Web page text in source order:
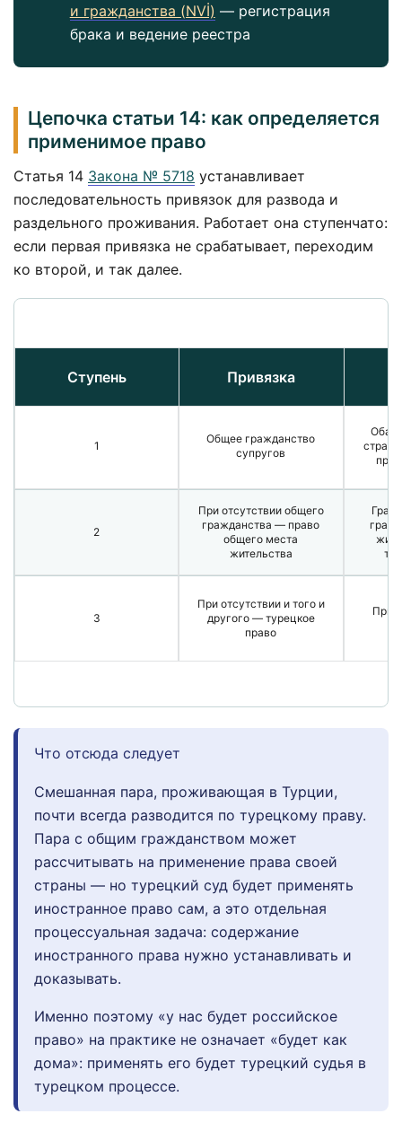
и гражданства (NVİ) — регистрация
брака и ведение реестра
Цепочка статьи 14: как определяется
применимое право
Статья 14 Закона № 5718 устанавливает
последовательность привязок для развода и
раздельного проживания. Работает она ступенчато:
если первая привязка не срабатывает, переходим
ко второй, и так далее.
Ступень Привязка
1
Общее гражданство
супругов
Оба
2
При отсутствии общего
гражданства — право
общего места
жительства
3
При отсутствии и того и
другого — турецкое
право
Что отсюда следует
Смешанная пара, проживающая в Турции,
почти всегда разводится по турецкому праву.
Пара с общим гражданством может
рассчитывать на применение права своей
страны — но турецкий суд будет применять
иностранное право сам, а это отдельная
процессуальная задача: содержание
иностранного права нужно устанавливать и
доказывать.
Именно поэтому «у нас будет российское
право» на практике не означает «будет как
дома»: применять его будет турецкий судья в
турецком процессе.